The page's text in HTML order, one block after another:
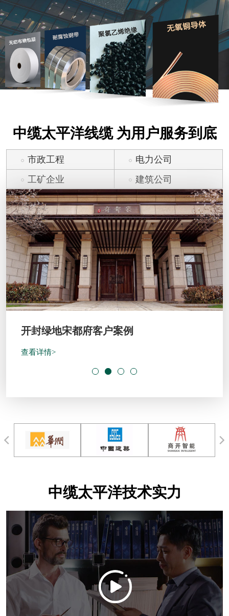
中缆太平洋线缆 为用户服务到底
市政工程
电力公司
工矿企业
建筑公司
开封绿地宋都府客户案例
查看详情>
中缆太平洋技术实力